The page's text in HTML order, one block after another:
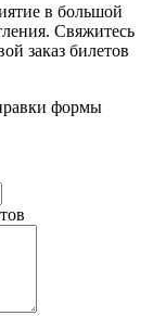
в большой
Свяжитесь
заказ билетов
формы